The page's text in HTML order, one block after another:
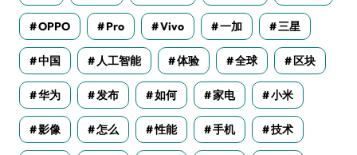
OPPO Pro Vivo 一加 三星
中国 人工智能 体验 全球 区块
华为 发布 如何 家电 小米
影像 怎么 性能 手机 技术